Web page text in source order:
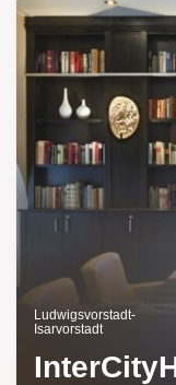
Ludwigsvorstadt-
Isarvorstadt